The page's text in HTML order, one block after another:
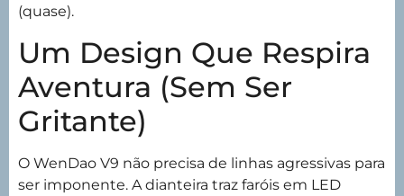
(quase).
Um Design Que Respira
Aventura (Sem Ser
Gritante)
O WenDao V9 não precisa de linhas agressivas para
ser imponente. A dianteira traz faróis em LED